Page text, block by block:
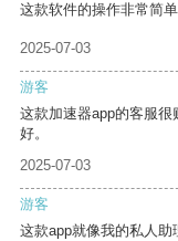
这款软件的操作非常简
2025-07-03
游客
这款加速器app的客服
好。
2025-07-03
游客
这款app就像我的私人